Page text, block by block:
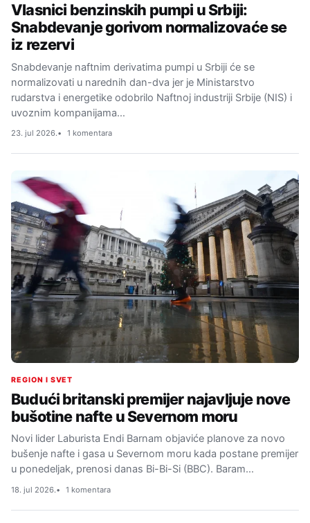
Vlasnici benzinskih pumpi u Srbiji:
Snabdevanje gorivom normalizovaće se
iz rezervi
Snabdevanje naftnim derivatima pumpi u Srbiji će se
normalizovati u narednih dan-dva jer je Ministarstvo
rudarstva i energetike odobrilo Naftnoj industriji Srbije (NIS) i
uvoznim kompanijama…
23. jul 2026. 1 komentara
REGION I SVET
Budući britanski premijer najavljuje nove
bušotine nafte u Severnom moru
Novi lider Laburista Endi Barnam objaviće planove za novo
bušenje nafte i gasa u Severnom moru kada postane premijer
u ponedeljak, prenosi danas Bi-Bi-Si (BBC). Baram…
18. jul 2026. 1 komentara